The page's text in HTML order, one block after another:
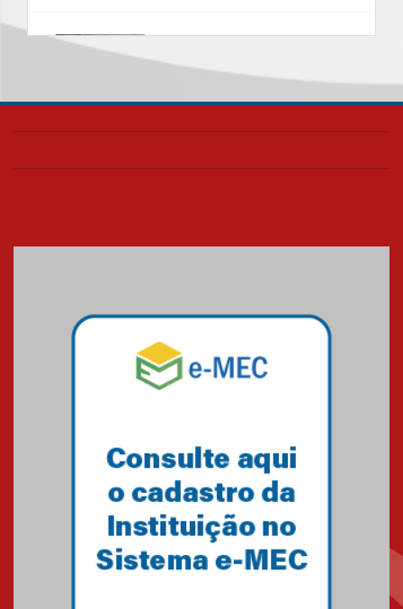
homenageia artista brasileira
realizará nova edição da Feira
04.08.2026
Mackenzie recepciona os
calouros do segundo semestre
Como o Colégio Mackenzie
Brasília prepara seus
estudantes para o PAS antes
mesmo do Ensino Médio